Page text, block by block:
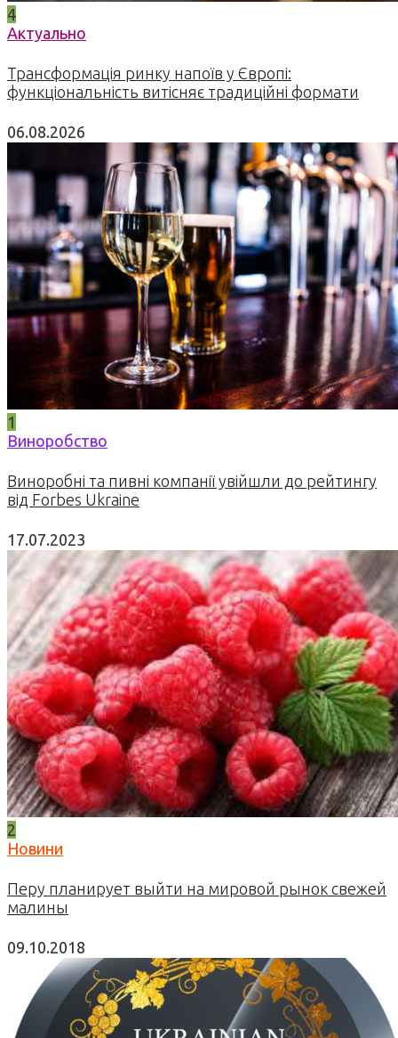
4
Актуально
Трансформація ринку напоїв у Європі:
функціональність витісняє традиційні формати
06.08.2026
1
Виноробство
Виноробні та пивні компанії увійшли до рейтингу
від Forbes Ukraine
17.07.2023
2
Новини
Перу планирует выйти на мировой рынок свежей
малины
09.10.2018